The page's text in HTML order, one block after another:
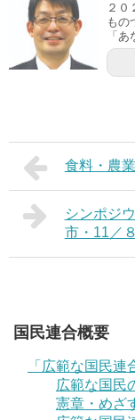
２
も
「
食料・農
シンポジ
市・11／
国民連合概要
「広範な国民連
広範な国民
憲章・めざ